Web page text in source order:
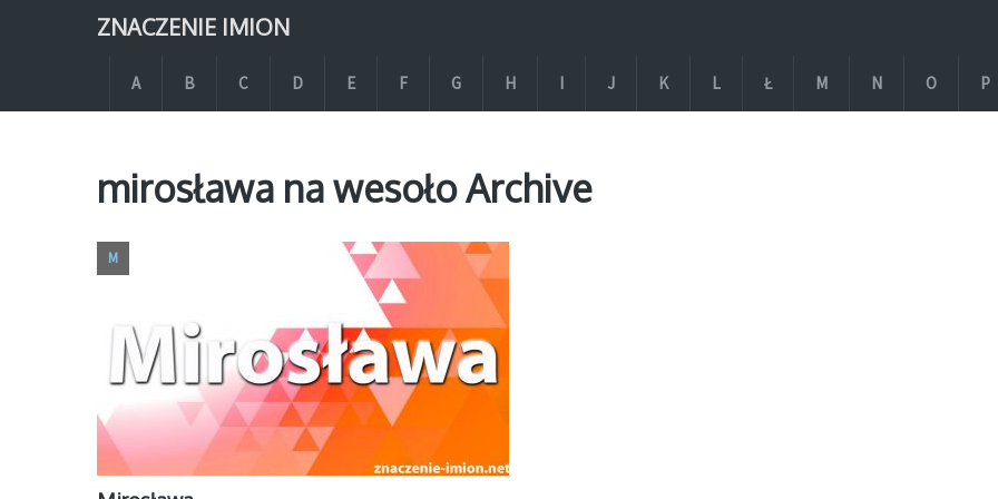
ZNACZENIE IMION
A B C D E F G H I J K L Ł M N O P
mirosława na wesoło Archive
M